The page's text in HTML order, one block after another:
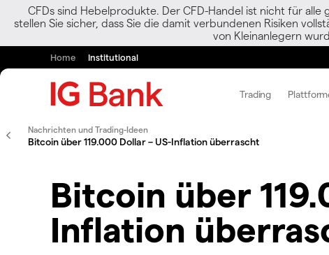
CFDs sind Hebelprodukte. Der CFD-Handel ist nicht für
stellen Sie sicher, dass Sie die damit verbundenen Risiken
von Kleinanlegern
Home Institutional
Trading
Nachrichten und Trading-Ideen
Bitcoin über 119.000 Dollar – US-Inflation überrascht
Bitcoin über
Inflation